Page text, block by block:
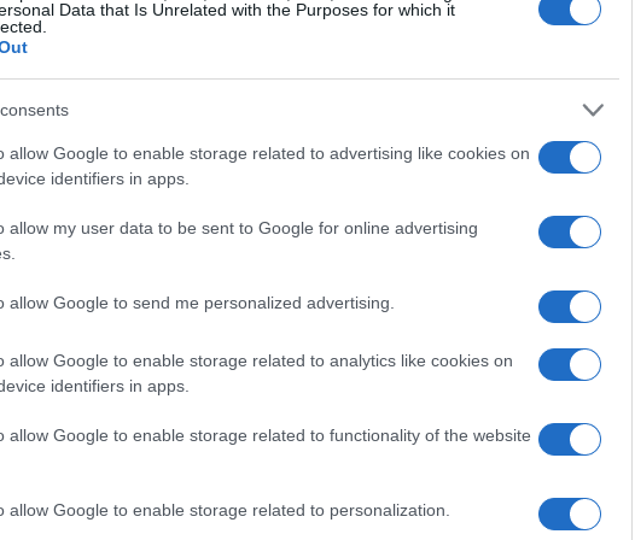
Data that Is Unrelated with the Purposes for which it
allow Google to enable storage related to advertising like cookies on
identifiers in apps.
allow my user data to be sent to Google for online advertising
allow Google to send me personalized advertising.
allow Google to enable storage related to analytics like cookies on
identifiers in apps.
allow Google to enable storage related to functionality of the website
allow Google to enable storage related to personalization.
por la administración de Trump han alterado
Vega, un destacado experto en finanzas, las
unos meses, el Banco Central Europeo (BCE)
pero ahora se considera la posibilidad de que
de finales de 2025.